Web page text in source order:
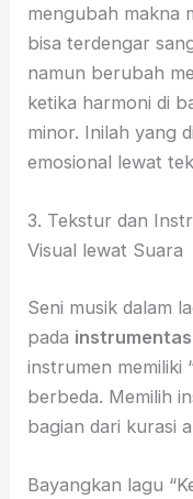
mengubah makna
bisa terdengar
namun berubah
ketika harmoni di
minor. Inilah yang
emosional lewat
3. Tekstur dan
Visual lewat Suara
Seni musik dalam
pada
instrumen memiliki
berbeda. Memilih
bagian dari kurasi
Bayangkan lagu